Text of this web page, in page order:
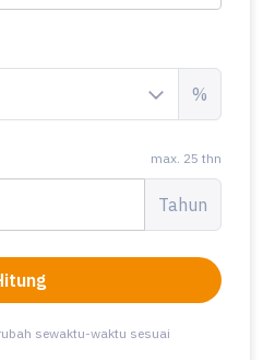
%
max. 25 thn
Tahun
sewaktu-waktu sesuai